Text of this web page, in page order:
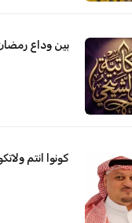
بين وداع
كونوا انتم